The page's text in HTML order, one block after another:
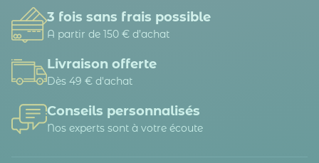
3 fois sans frais possible
A partir de 150 € d’achat
Livraison offerte
Dès 49 € d'achat
Conseils personnalisés
Nos experts sont à votre écoute